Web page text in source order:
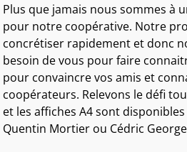
Plus que jamais nous sommes à
pour notre coopérative. Notre
concrétiser rapidement et donc
besoin de vous pour faire
pour convaincre vos amis et
coopérateurs. Relevons le défi
et les affiches A4 sont
Quentin Mortier ou Cédric